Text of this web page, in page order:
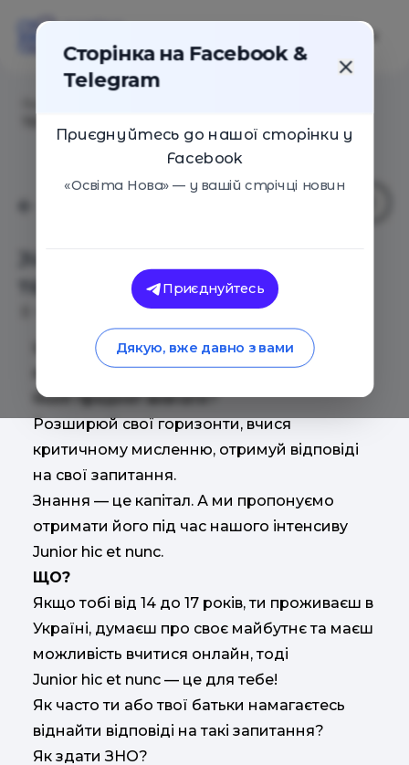
ТЕМ. 5 СПІКЕРІВ.
20 Листопада 0016 975
Шукаєш своє призначення? Не знаєш, до
якого факультету вступати?
Який предмет вивчати?
Розширюй свої горизонти, вчися
критичному мисленню, отримуй відповіді
на свої запитання.
Знання — це капітал. А ми пропонуємо
отримати його під час нашого інтенсиву
Junior hic et nunc.
ЩО?
Якщо тобі від 14 до 17 років, ти проживаєш в
Україні, думаєш про своє майбутнє та маєш
можливість вчитися онлайн, тоді
Junior hic et nunc — це для тебе!
Як часто ти або твої батьки намагаєтесь
віднайти відповіді на такі запитання?
Як здати ЗНО?
Сторінка на Facebook &
Telegram
Приєднуйтесь до нашої сторінки у
Facebook
«Освіта Нова» — у вашій стрічці новин
Приєднуйтесь
Дякую, вже давно з вами